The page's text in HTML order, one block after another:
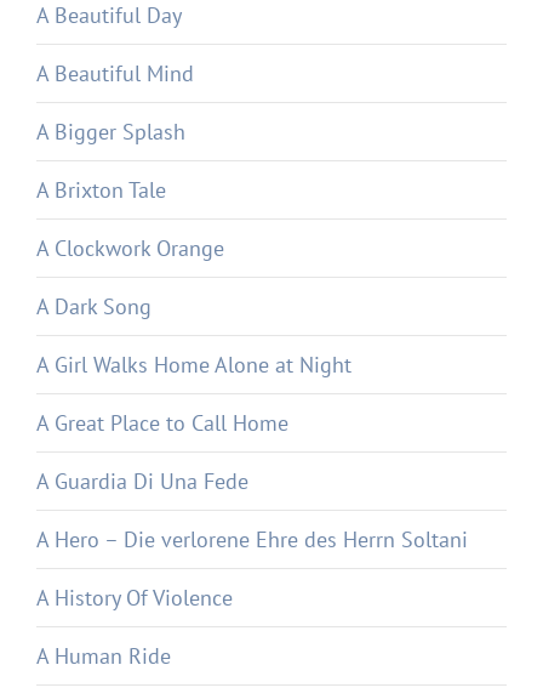
A Beautiful Day
A Beautiful Mind
A Bigger Splash
A Brixton Tale
A Clockwork Orange
A Dark Song
A Girl Walks Home Alone at Night
A Great Place to Call Home
A Guardia Di Una Fede
A Hero – Die verlorene Ehre des Herrn Soltani
A History Of Violence
A Human Ride